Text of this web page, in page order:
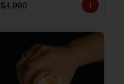
$4.990